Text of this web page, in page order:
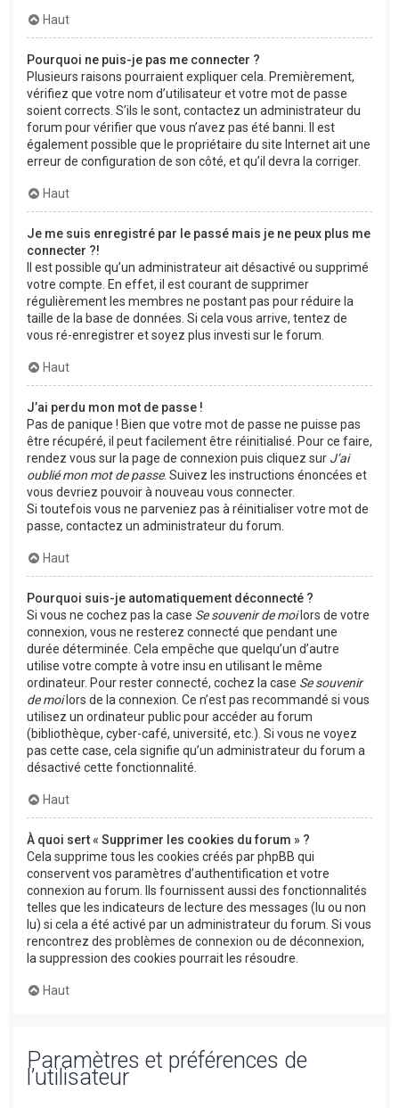
Haut
Pourquoi ne puis-je pas me connecter ?
Plusieurs raisons pourraient expliquer cela. Premièrement,
vérifiez que votre nom d’utilisateur et votre mot de passe
soient corrects. S’ils le sont, contactez un administrateur du
forum pour vérifier que vous n’avez pas été banni. Il est
également possible que le propriétaire du site Internet ait une
erreur de configuration de son côté, et qu’il devra la corriger.
Haut
Je me suis enregistré par le passé mais je ne peux plus me
connecter ?!
Il est possible qu’un administrateur ait désactivé ou supprimé
votre compte. En effet, il est courant de supprimer
régulièrement les membres ne postant pas pour réduire la
taille de la base de données. Si cela vous arrive, tentez de
vous ré-enregistrer et soyez plus investi sur le forum.
Haut
J’ai perdu mon mot de passe !
Pas de panique ! Bien que votre mot de passe ne puisse pas
être récupéré, il peut facilement être réinitialisé. Pour ce faire,
rendez vous sur la page de connexion puis cliquez sur J’ai
oublié mon mot de passe. Suivez les instructions énoncées et
vous devriez pouvoir à nouveau vous connecter.
Si toutefois vous ne parveniez pas à réinitialiser votre mot de
passe, contactez un administrateur du forum.
Haut
Pourquoi suis-je automatiquement déconnecté ?
Si vous ne cochez pas la case Se souvenir de moilors de votre
connexion, vous ne resterez connecté que pendant une
durée déterminée. Cela empêche que quelqu’un d’autre
utilise votre compte à votre insu en utilisant le même
ordinateur. Pour rester connecté, cochez la case Se souvenir
de moilors de la connexion. Ce n’est pas recommandé si vous
utilisez un ordinateur public pour accéder au forum
(bibliothèque, cyber-café, université, etc.). Si vous ne voyez
pas cette case, cela signifie qu’un administrateur du forum a
désactivé cette fonctionnalité.
Haut
À quoi sert « Supprimer les cookies du forum » ?
Cela supprime tous les cookies créés par phpBB qui
conservent vos paramètres d’authentification et votre
connexion au forum. Ils fournissent aussi des fonctionnalités
telles que les indicateurs de lecture des messages (lu ou non
lu) si cela a été activé par un administrateur du forum. Si vous
rencontrez des problèmes de connexion ou de déconnexion,
la suppression des cookies pourrait les résoudre.
Haut
Paramètres et préférences de
l’utilisateur